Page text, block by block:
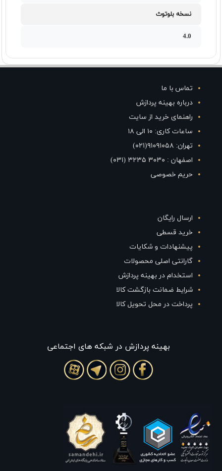
نسخه بلوتوث
4.0
تماس با ما
درباره بهینه پردازش
راهنمای خرید از سایت
ساعات کاری: ۱۰ الی ۱۸
تهران: ۹۱۰۹۱۰۵۸(۰۲۱)
اصفهان : ۳۰۳۰ ۳۲۳۵ (۰۳۱)
حریم خصوصی
ارسال رایگان
خرید قسطی
پیشنهادات و شکایات
گارانتی اصلی محصولات
استخدام در بهینه پردازش
شرایط ضمانت بازگشت کالا
پرداخت در محل تحویل کالا
بهينه پردازش در شبکه های اجتماعی